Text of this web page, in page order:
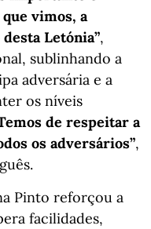
vimos, a
Letónia”,
sublinhando a
adversária e a
os níveis
de respeitar a
os adversários”,
Pinto reforçou a
facilidades,